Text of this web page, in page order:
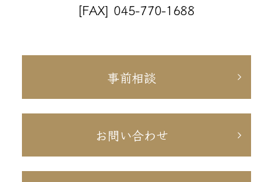
[FAX] 045-770-1688
事前相談
お問い合わせ